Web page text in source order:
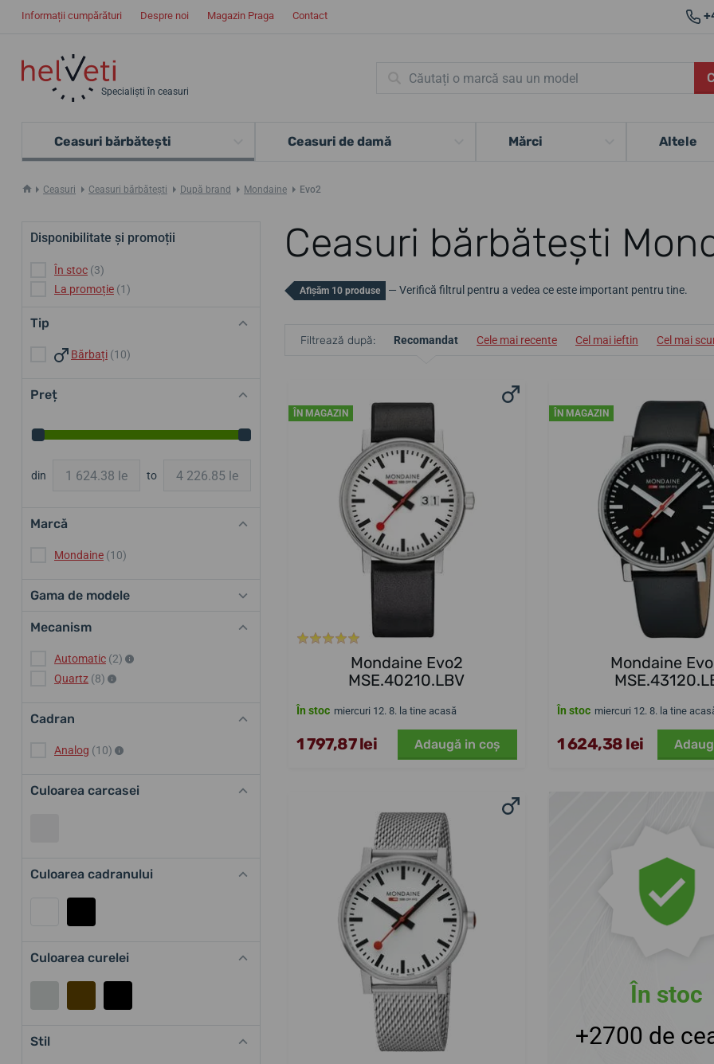
Informații cumpărături Despre noi Magazin Praga Contact
Specialiști în ceasuri
Ceasuri bărbătești Ceasuri de damă Mărci Altele
Ceasuri Ceasuri bărbătești După brand Mondaine Evo2
Ceasuri bărbătești
Disponibilitate și promoții
În stoc (3)
La promoție (1)
Tip
Bărbați (10)
Preț
din to
Marcă
Mondaine (10)
Gama de modele
Mecanism
Automatic (2)
Quartz (8)
Cadran
Analog (10)
Culoarea carcasei
Culoarea cadranului
Culoarea curelei
Stil
Afișăm 10 produse — Verifică filtrul pentru a vedea ce este important pentru tine.
Filtrează după: Recomandat Cele mai recente Cel mai ieftin Cel mai
ÎN MAGAZIN
Mondaine Evo2
MSE.40210.LBV
În stoc miercuri 12. 8. la tine acasă
1 797,87 lei Adaugă in coş
ÎN MAGAZIN
Mondaine
În stoc miercuri 12. 8. la tine
1 624,38 lei
În stoc
+2700 de